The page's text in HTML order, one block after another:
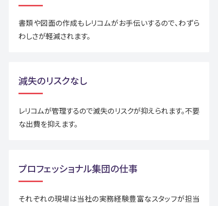
書類や図面の作成もレリコムがお手伝いするので、わずら
わしさが軽減されます。
減失のリスクなし
レリコムが管理するので滅失のリスクが抑えられます。不要
な出費を抑えます。
プロフェッショナル集団の仕事
それぞれの現場は当社の実務経験豊富なスタッフが担当